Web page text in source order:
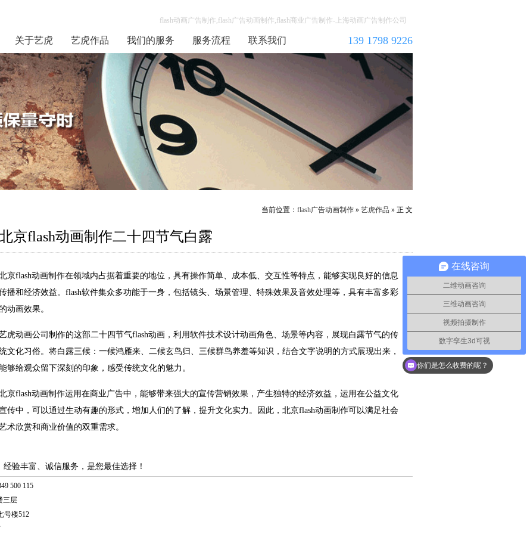
flash动画广告制作,flash广告动画制作,flash商业广告制作-上海动画广告制作公司
关于艺虎 艺虎作品 我们的服务 服务流程 联系我们 139 1798 9226
当前位置： flash广告动画制作 » 艺虎作品 » 正 文
京flash动画制作二十四节气白露
京flash动画制作在领域内占据着重要的地位，具有操作简单、成本低、交互性等特点，能够实现良好的信息
播和经济效益。flash软件集众多功能于一身，包括镜头、场景管理、特殊效果及音效处理等，具有丰富多彩
的动画效果。
虎动画公司制作的这部二十四节气flash动画，利用软件技术设计动画角色、场景等内容，展现白露节气的传
文化习俗。将白露三候：一候鸿雁来、二候玄鸟归、三候群鸟养羞等知识，结合文字说明的方式展现出来，
够给观众留下深刻的印象，感受传统文化的魅力。
京flash动画制作运用在商业广告中，能够带来强大的宣传营销效果，产生独特的经济效益，运用在公益文化
传中，可以通过生动有趣的形式，增加人们的了解，提升文化实力。因此，北京flash动画制作可以满足社会
术欣赏和商业价值的双重需求。
验丰富、诚信服务，是您最佳选择！
500 115
三层
号楼512
在线咨询
二维动画咨询
三维动画咨询
视频拍摄制作
数字孪生3d可视
你们是怎么收费的呢？
如何联系你们